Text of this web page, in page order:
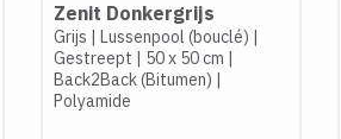
Zenit Donkergrijs
Grijs | Lussenpool (bouclé) |
Gestreept | 50 x 50 cm |
Back2Back (Bitumen) |
Polyamide